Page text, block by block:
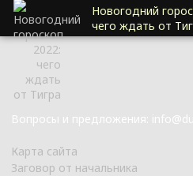
Новогодний
чего ждать от
Вопросы и предложения:
Карта сайта
Заговор от начальника